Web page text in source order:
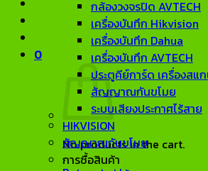
0
No products in the cart.
กล้องวงจรปิด AVTECH
เครื่องบันทึก Hikvision
เครื่องบันทึก Dahua
เครื่องบันทึก AVTECH
ประตูคีย์การ์ด เครื่องสแ
สัญญาณกันขโมย
ระบบเสียงประกาศไร้สาย
HIKVISION
สัญญาณกันขโมย
การซื้อสินค้า